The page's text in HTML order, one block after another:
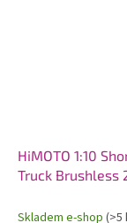
HiMOTO 1:10
Truck Brushless
Skladem e-shop (>5